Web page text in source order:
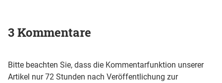
3 Kommentare
Bitte beachten Sie, dass die Kommentarfunktion unserer
Artikel nur 72 Stunden nach Veröffentlichung zur